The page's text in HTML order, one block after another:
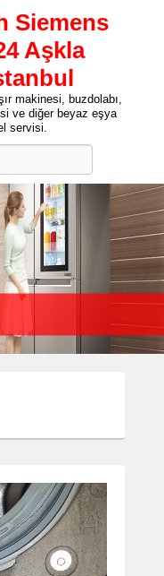
Siemens
Aşkla
makinesi, buzdolabı,
ve diğer beyaz eşya
servisi.